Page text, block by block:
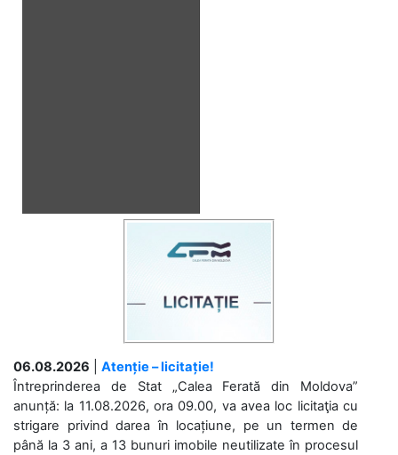
06.08.2026
Atenție – licitație!
Întreprinderea de Stat „Calea Ferată din Moldova”
anunță: la 11.08.2026, ora 09.00, va avea loc licitaţia cu
strigare privind darea în locațiune, pe un termen de
până la 3 ani, a 13 bunuri imobile neutilizate în procesul